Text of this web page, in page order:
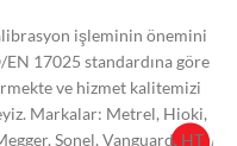
işleminin önemini
EN 17025 standardına göre
ve hizmet kalitemizi
Markalar: Metrel, Hioki,
Sonel, Vanguard, HT